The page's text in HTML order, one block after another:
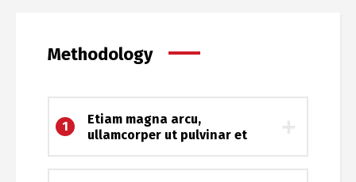
Methodology
1
Etiam magna arcu,
ullamcorper ut pulvinar et